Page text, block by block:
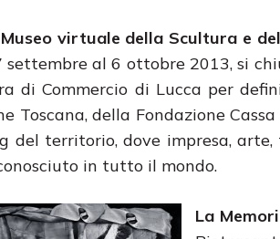
virtuale della Scultura e
settembre al 6 ottobre 2013, si
di Commercio di Lucca per
Toscana, della Fondazione
del territorio, dove impresa,
in tutto il mondo.
La